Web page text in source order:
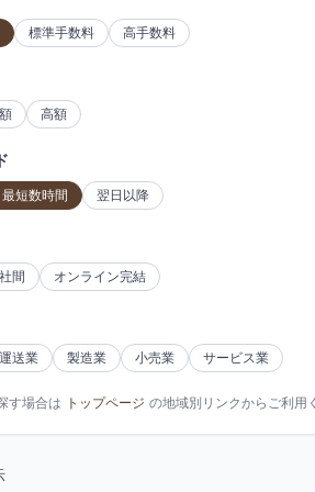
標準手数料 高手数料
高額
最短数時間 翌日以降
間 オンライン完結
運送業 製造業 小売業 サービス業
す場合は トップページ の地域別リンクからご利用